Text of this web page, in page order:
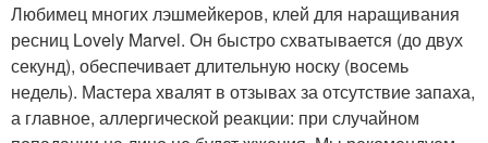
Любимец многих лэшмейкеров, клей для наращивания
ресниц Lovely Marvel. Он быстро схватывается (до двух
секунд), обеспечивает длительную носку (восемь
недель). Мастера хвалят в отзывах за отсутствие запаха,
а главное, аллергической реакции: при случайном